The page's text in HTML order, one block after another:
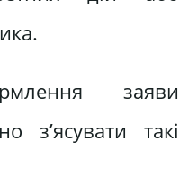
заяви
з’ясувати такі